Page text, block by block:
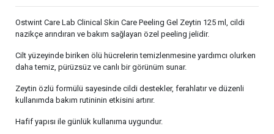
Ostwint Care Lab Clinical Skin Care Peeling Gel Zeytin 125 ml, cildi
nazikçe arındıran ve bakım sağlayan özel peeling jelidir.
Cilt yüzeyinde biriken ölü hücrelerin temizlenmesine yardımcı olurken
daha temiz, pürüzsüz ve canlı bir görünüm sunar.
Zeytin özlü formülü sayesinde cildi destekler, ferahlatır ve düzenli
kullanımda bakım rutininin etkisini artırır.
Hafif yapısı ile günlük kullanıma uygundur.